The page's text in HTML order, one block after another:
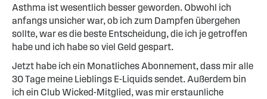
Asthma ist wesentlich besser geworden. Obwohl ich
anfangs unsicher war, ob ich zum Dampfen übergehen
sollte, war es die beste Entscheidung, die ich je getroffen
habe und ich habe so viel Geld gespart.
Jetzt habe ich ein Monatliches Abonnement, dass mir alle
30 Tage meine Lieblings E-Liquids sendet. Außerdem bin
ich ein Club Wicked-Mitglied, was mir erstaunliche